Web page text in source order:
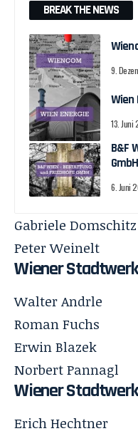
BREAK THE NEWS
9.
Wien
13. Juni
B&F
GmbH
6. Juni
Gabriele Domschitz
Peter Weinelt
Wiener
Walter Andrle
Roman Fuchs
Erwin Blazek
Norbert Pannagl
Wiener
Erich Hechtner